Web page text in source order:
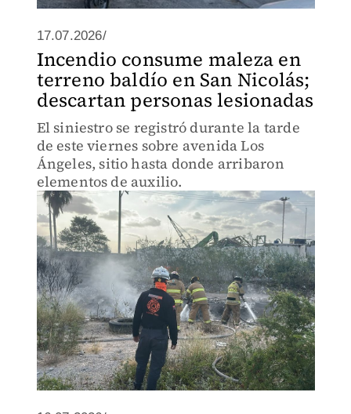
17.07.2026/
Incendio consume maleza en
terreno baldío en San Nicolás;
descartan personas lesionadas
El siniestro se registró durante la tarde
de este viernes sobre avenida Los
Ángeles, sitio hasta donde arribaron
elementos de auxilio.